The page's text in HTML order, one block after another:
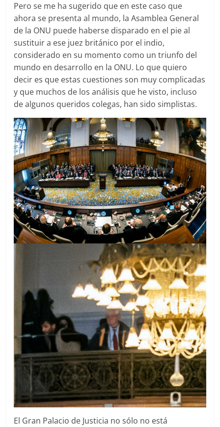
Pero se me ha sugerido que en este caso que
ahora se presenta al mundo, la Asamblea General
de la ONU puede haberse disparado en el pie al
sustituir a ese juez británico por el indio,
considerado en su momento como un triunfo del
mundo en desarrollo en la ONU. Lo que quiero
decir es que estas cuestiones son muy complicadas
y que muchos de los análisis que he visto, incluso
de algunos queridos colegas, han sido simplistas.
El Gran Palacio de Justicia no sólo no está